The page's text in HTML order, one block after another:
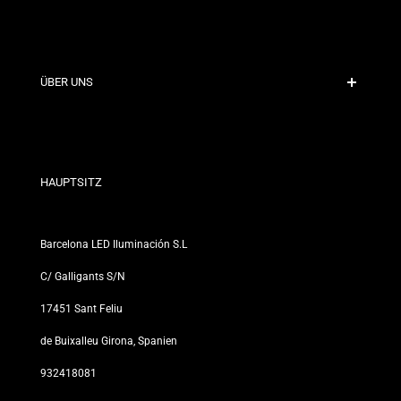
Kontakt
ÜBER UNS
Unsere Geschäfte
HAUPTSITZ
Barcelona LED Iluminación S.L
C/ Galligants S/N
17451 Sant Feliu
de Buixalleu Girona, Spanien
932418081